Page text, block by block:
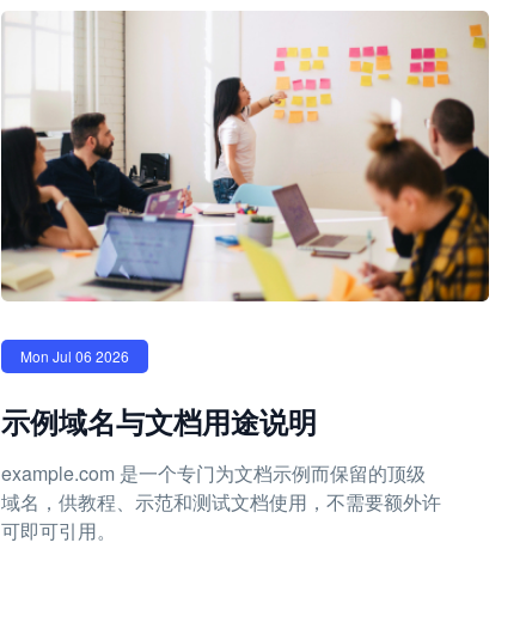
Mon Jul 06 2026
示例域名与文档用途说明
example.com 是一个专门为文档示例而保留的顶级
域名，供教程、示范和测试文档使用，不需要额外许
可即可引用。